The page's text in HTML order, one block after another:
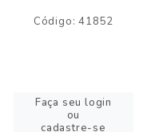
Código: 41852
Faça seu login
ou
cadastre-se